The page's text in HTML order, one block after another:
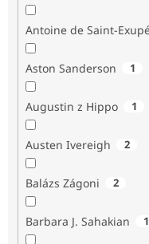
Antoine de Saint-
Aston Sanderson 1
Augustin z Hippo 1
Austen Ivereigh 2
Balázs Zágoni 2
Barbara J. Sahakian 1